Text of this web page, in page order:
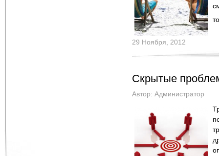
29 Ноября, 2012
Скрытые
Автор: Администратор